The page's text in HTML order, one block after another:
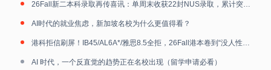
26Fall新二本科录取再传喜讯：单周末收获22封NUS录取，累计突破40封
AI时代的就业焦虑，新加坡名校为什么更值得看？
港科拒信刷屏！IB45/AL6A*/雅思8.5全拒，26Fall港本卷到“没人性”！
AI 时代，一个反直觉的趋势正在名校出现（留学申请必看）